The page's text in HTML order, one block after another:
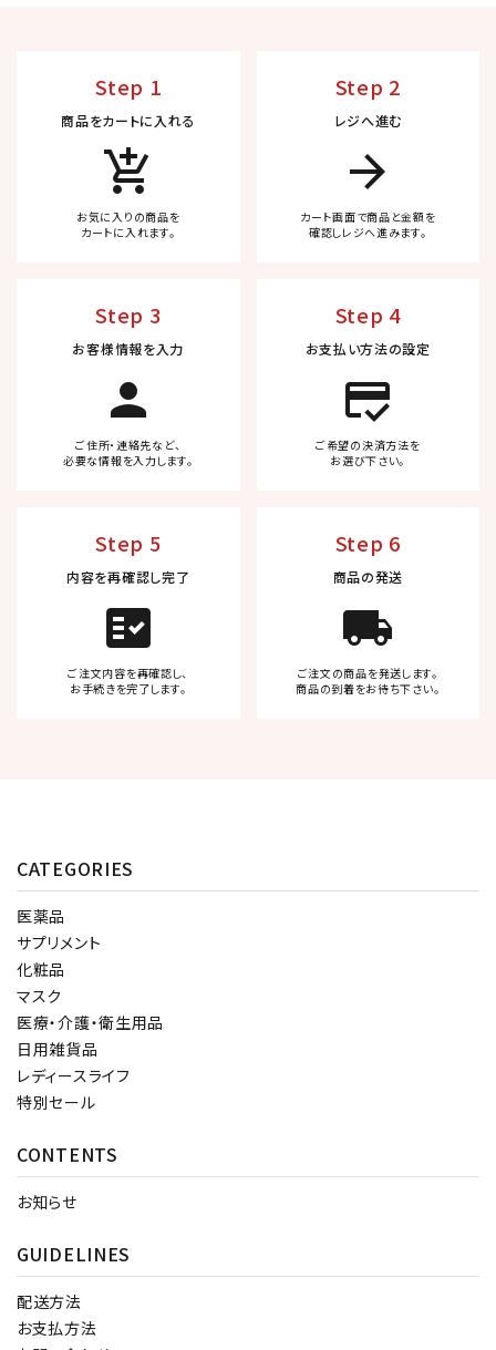
Step 1
商品をカートに入れる
add_shopping_cart
お気に入りの商品を
カートに入れます。
Step 2
レジへ進む
arrow_forward
カート画面で商品と金額を
確認しレジへ進みます。
Step 3
お客様情報を入力
person
ご住所・連絡先など、
必要な情報を入力します。
Step 4
お支払い方法の設定
credit_score
ご希望の決済方法を
お選び下さい。
Step 5
内容を再確認し完了
fact_check
ご注文内容を再確認し、
お手続きを完了します。
Step 6
商品の発送
local_shipping
ご注文の商品を発送します。
商品の到着をお待ち下さい。
CATEGORIES
医薬品
サプリメント
化粧品
マスク
医療・介護・衛生用品
日用雑貨品
レディースライフ
特別セール
CONTENTS
お知らせ
GUIDELINES
配送方法
お支払方法